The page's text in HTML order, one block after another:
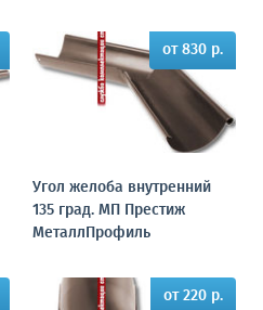
от 830 р.
Угол желоба внутренний
135 град. МП Престиж
МеталлПрофиль
от 220 р.